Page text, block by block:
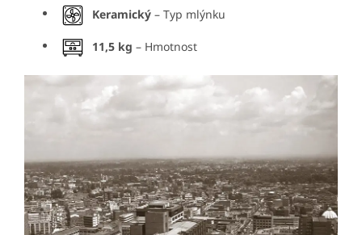
Keramický – Typ mlýnku
11,5 kg – Hmotnost